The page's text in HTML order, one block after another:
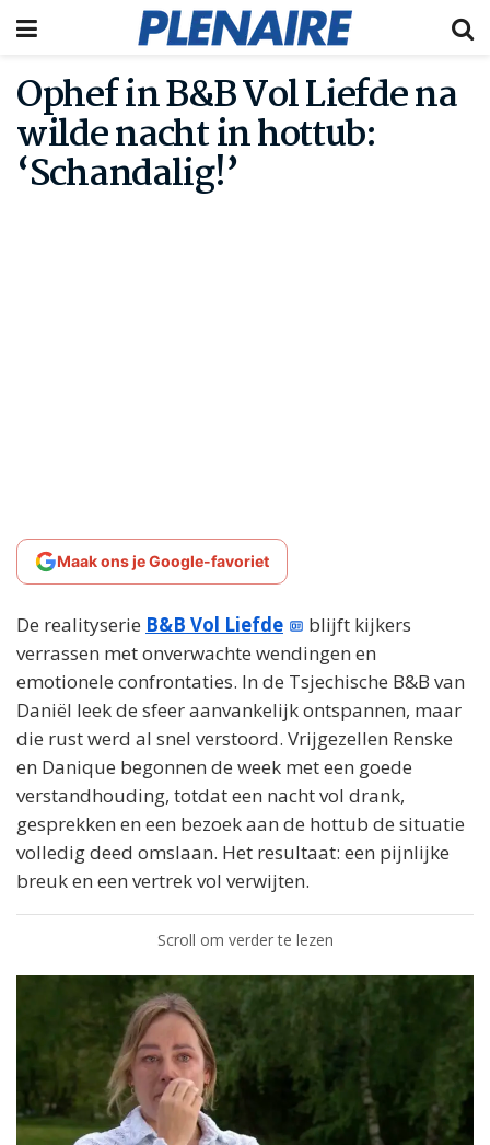
Ophef in B&B Vol Liefde na
wilde nacht in hottub:
‘Schandalig!’
Maak ons je Google-favoriet
De realityserie B&B Vol Liefde
blijft kijkers
verrassen met onverwachte wendingen en
emotionele confrontaties. In de Tsjechische B&B van
Daniël leek de sfeer aanvankelijk ontspannen, maar
die rust werd al snel verstoord. Vrijgezellen Renske
en Danique begonnen de week met een goede
verstandhouding, totdat een nacht vol drank,
gesprekken en een bezoek aan de hottub de situatie
volledig deed omslaan. Het resultaat: een pijnlijke
breuk en een vertrek vol verwijten.
Scroll om verder te lezen